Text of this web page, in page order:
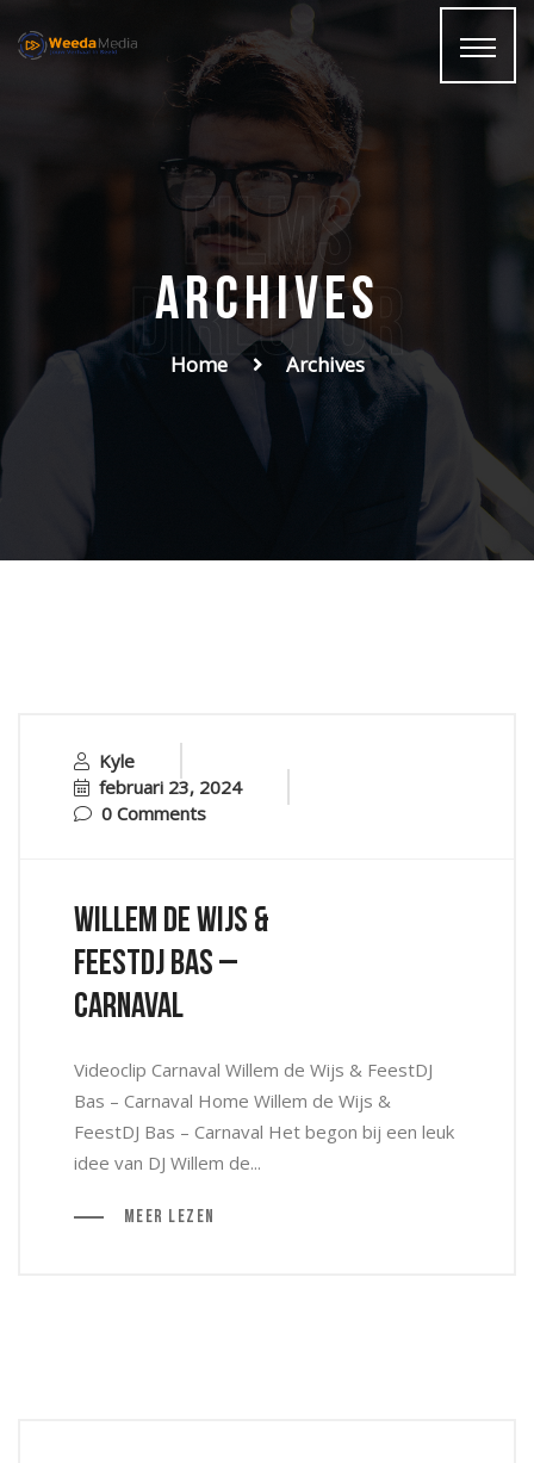
films
Director
Archives
Home Archives
Kyle
februari 23, 2024
0 Comments
Willem de Wijs &
FeestDJ Bas –
Carnaval
Videoclip Carnaval Willem de Wijs & FeestDJ
Bas – Carnaval Home Willem de Wijs &
FeestDJ Bas – Carnaval Het begon bij een leuk
idee van DJ Willem de...
Meer Lezen